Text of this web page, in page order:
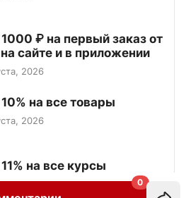
0
₽ на первый заказ от
сайте и в приложении
2026
на все товары
2026
на все курсы
2026